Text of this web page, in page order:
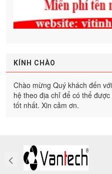
KÍNH CHÀO
Chào mừng Quý khách đến
hệ theo địa chỉ để có thể
tốt nhất. Xin cảm ơn.